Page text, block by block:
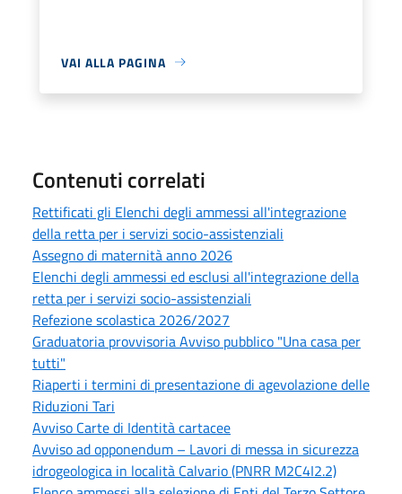
VAI ALLA PAGINA
Contenuti correlati
Rettificati gli Elenchi degli ammessi all'integrazione
della retta per i servizi socio-assistenziali
Assegno di maternità anno 2026
Elenchi degli ammessi ed esclusi all'integrazione della
retta per i servizi socio-assistenziali
Refezione scolastica 2026/2027
Graduatoria provvisoria Avviso pubblico "Una casa per
tutti"
Riaperti i termini di presentazione di agevolazione delle
Riduzioni Tari
Avviso Carte di Identità cartacee
Avviso ad opponendum – Lavori di messa in sicurezza
idrogeologica in località Calvario (PNRR M2C4I2.2)